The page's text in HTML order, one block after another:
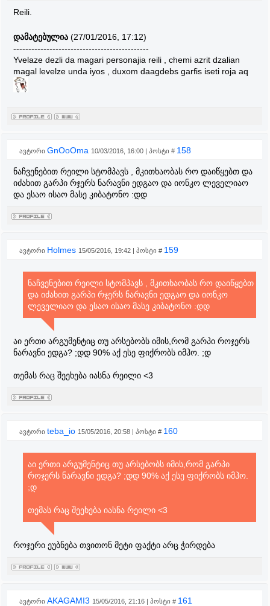
Reili.
დამატებულია (27/01/2016, 17:12)
---------------------------------------------
Yvelaze dezli da magari personajia reili , chemi azrit dzalian
magal levelze unda iyos , duxom daagdebs garfis iseti roja aq
ავტორი GnOoOma 10/03/2016, 16:00 | პოსტი # 158
ნაჩვენებით რეილი სტომპავს , მკითხაობას რო დაიწყებთ და
იძახით გარპი რჯერს ნარავნი ედგაო და იონკო ლეველიაო
და ესაო ისაო მასე კიბატონო :დდ
ავტორი Holmes 15/05/2016, 19:42 | პოსტი # 159
ნაჩვენებით რეილი სტომპავს , მკითხაობას რო დაიწყებთ
და იძახით გარპი რჯერს ნარავნი ედგაო და იონკო
ლეველიაო და ესაო ისაო მასე კიბატონო :დდ
აი ერთი არგუმენტიც თუ არსებობს იმის,რომ გარპი როჯერს
ნარავნი ედგა? ;დდ 90% აქ ესე ფიქრობს იმჰო. ;დ
თემას რაც შეეხება იასნა რეილი <3
ავტორი teba_io 15/05/2016, 20:58 | პოსტი # 160
აი ერთი არგუმენტიც თუ არსებობს იმის,რომ გარპი
როჯერს ნარავნი ედგა? ;დდ 90% აქ ესე ფიქრობს იმჰო.
;დ
თემას რაც შეეხება იასნა რეილი <3
როჯერი ეუბნება თვითონ მეტი ფაქტი არც ჭირდება
ავტორი AKAGAMI3 15/05/2016, 21:16 | პოსტი # 161